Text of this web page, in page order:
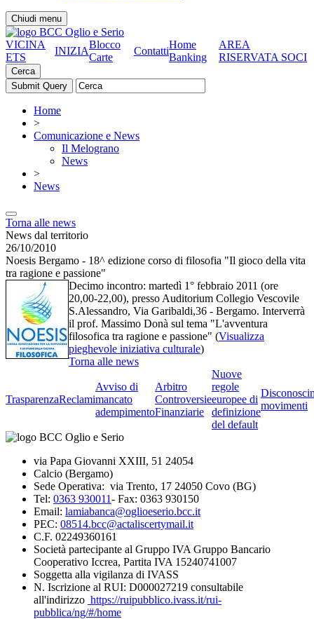
Chiudi menu
VICINA
ETS
INIZIA
Blocco
Carte
Contatti
Home
Banking
AREA
RISERVATA SOCI
Cerca
Home
>
Comunicazione e News
Il Melograno
News
>
News
Torna alle news
News dal territorio
26/10/2010
Noesis Bergamo - 18^ edizione corso di filosofia "Il gioco della vita
tra ragione e passione"
Decimo incontro: martedì 1° febbraio 2011 (ore
20,00-22,00), presso Auditorium Collegio Vescovile
S.Alessandro, Via Garibaldi,36 - Bergamo. Interverrà
il prof. Massimo Donà sul tema "L'avventura
filosofica tra ragione e passione" (Visualizza
pieghevole iniziativa culturale)
Torna alle news
TrasparenzaReclami
Avviso di
mancato
adempimento
Arbitro
Controversie
Finanziarie
Nuove
regole
europee di
definizione
del default
movimenti
via Papa Giovanni XXIII, 51 24054
Calcio (Bergamo)
Sede Operativa: via Trento, 17 24050 Covo (BG)
Tel: 0363 930011- Fax: 0363 930150
Email: lamiabanca@oglioeserio.bcc.it
PEC: 08514.bcc@actaliscertymail.it
C.F. 02249360161
Società partecipante al Gruppo IVA Gruppo Bancario
Cooperativo Iccrea, Partita IVA 15240741007
Soggetta alla vigilanza di IVASS
N. Iscrizione al RUI: D000027219 consultabile
all'indirizzo https://ruipubblico.ivass.it/rui-
pubblica/ng/#/home